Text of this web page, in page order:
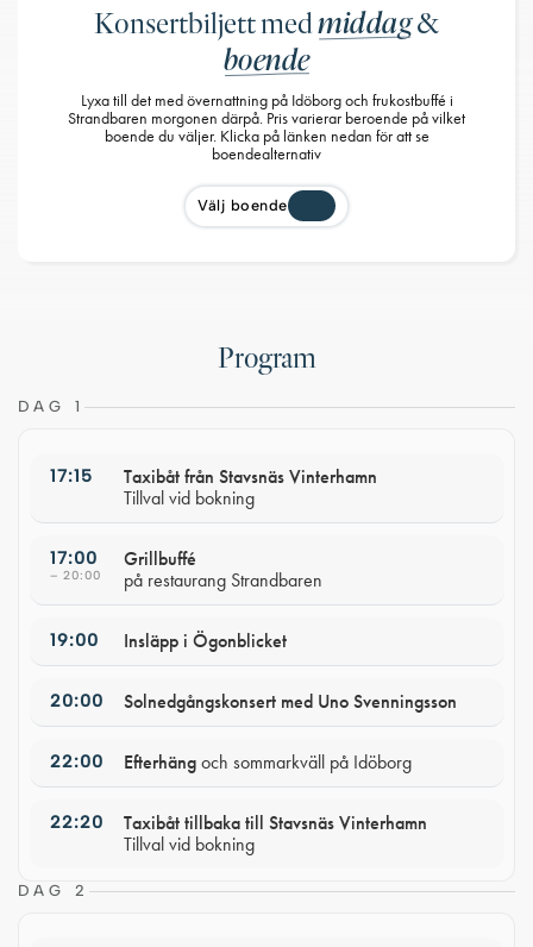
Konsertbiljett medmiddag&
boende
Lyxa till det med övernattning på Idöborg och frukostbuffé i
Strandbaren morgonen därpå. Pris varierar beroende på vilket
boende du väljer. Klicka på länken nedan för att se
boendealternativ
Välj boende
Program
DAG 1
17:15
Taxibåt från Stavsnäs Vinterhamn
Tillval vid bokning
17:00
– 20:00
Grillbuffé
på restaurang Strandbaren
19:00 Insläpp i Ögonblicket
20:00 Solnedgångskonsert med Uno Svenningsson
22:00 Efterhängoch sommarkväll på Idöborg
22:20
Taxibåt tillbaka till Stavsnäs Vinterhamn
Tillval vid bokning
DAG 2